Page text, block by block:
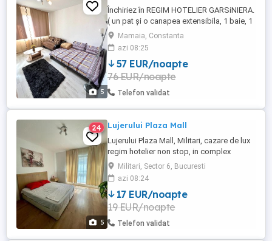
5
Închiriez în REGIM HOTELIER GARSiNIERA.
( un pat și o canapea extensibila, 1 baie, 1
bucătărie) Apartamentul se află în
Mamaia-Sat, intr o zona accesibilă cu
supermarketuri. Se acceptă și animale de
companie, de talie mică. Copii sub 14 ani
sunt cazați gratuit. 2-4 persoane. Se
închiriază minim ...
Mamaia, Constanta
azi 08:25
57 EUR/noapte
76 EUR/noapte
Telefon validat
5
24 Lujerului Plaza Mall
Lujerului Plaza Mall, Militari, cazare de lux
regim hotelier non stop, in complex
rezidential nou 2019, in apropiere de
Metrou Lujerului. Loc de parcare asigurat.
Preturi incepand cu 100 lei 2 ore , 170 lei
noapte (orele 18-9), 250 lei 24 de ore.
Statia de metrou Lujerului se afla la 5 min.
Garsoniera ...
Militari, Sector 6, Bucuresti
azi 08:24
17 EUR/noapte
19 EUR/noapte
Telefon validat